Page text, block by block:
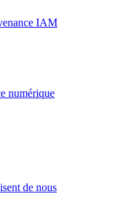
IAM
numérique
de nous